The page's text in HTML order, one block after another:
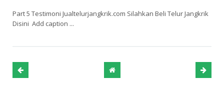
Part 5 Testimoni Jualtelurjangkrik.com Silahkan Beli Telur Jangkrik
Disini Add caption ...